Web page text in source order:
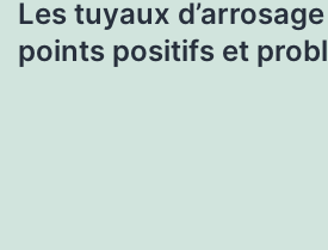
Les tuyaux
points positifs et